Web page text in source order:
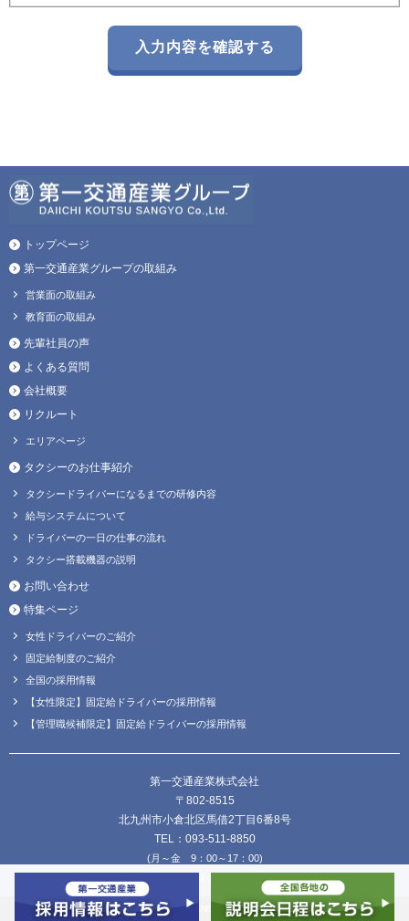
トップページ
第一交通産業グループの取組み
営業面の取組み
教育面の取組み
先輩社員の声
よくある質問
会社概要
リクルート
エリアページ
タクシーのお仕事紹介
タクシードライバーになるまでの研修内容
給与システムについて
ドライバーの一日の仕事の流れ
タクシー搭載機器の説明
お問い合わせ
特集ページ
女性ドライバーのご紹介
固定給制度のご紹介
全国の採用情報
【女性限定】固定給ドライバーの採用情報
【管理職候補限定】固定給ドライバーの採用情報
第一交通産業株式会社
〒802-8515
北九州市小倉北区馬借2丁目6番8号
TEL：093-511-8850
(月～金 9：00～17：00)
FAX：093-511-8838
Copyright © DAIICHI KOUTSU SANGYO Co.,Ltd. all Rights Reserved.